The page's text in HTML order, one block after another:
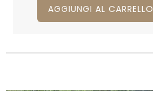
AGGIUNGI AL CARRELLO